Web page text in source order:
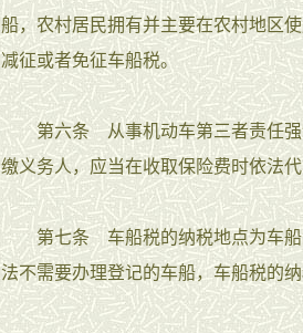
船，农村居民拥有并主要在农村地区
减征或者免征车船税。
第六条 从事机动车第三者责任强制
缴义务人，应当在收取保险费时依法
第七条 车船税的纳税地点为车船
法不需要办理登记的车船，车船税的